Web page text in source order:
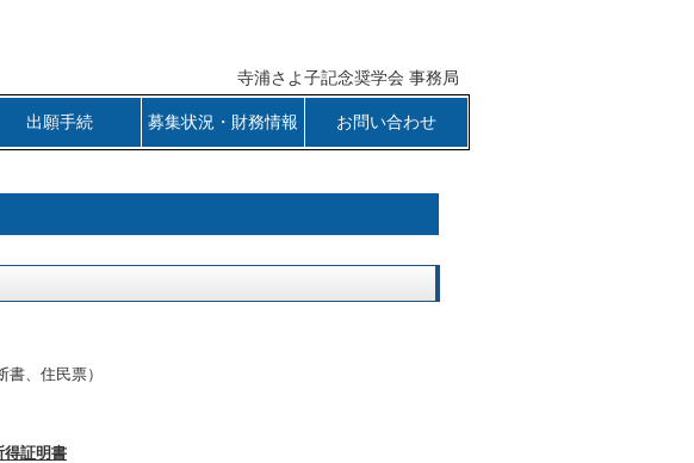
寺浦さよ子記念奨学会 事務局
出願手続 募集状況・財務情報 お問い合わせ
、住民票）
証明書